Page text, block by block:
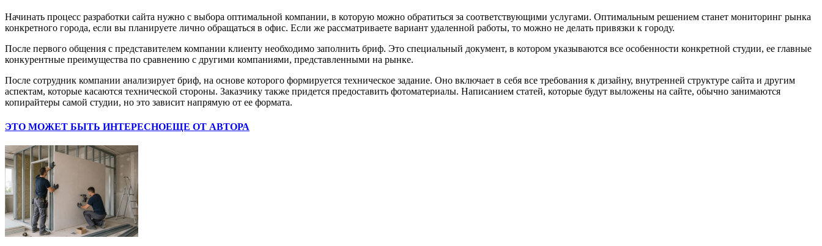
Начинать процесс разработки сайта нужно с выбора оптимальной компании, в которую можно обратиться за соответствующими услугами. Оптимальным решением станет мониторинг рынка
конкретного города, если вы планируете лично обращаться в офис. Если же рассматриваете вариант удаленной работы, то можно не делать привязки к городу.
После первого общения с представителем компании клиенту необходимо заполнить бриф. Это специальный документ, в котором указываются все особенности конкретной студии, ее главные
конкурентные преимущества по сравнению с другими компаниями, представленными на рынке.
После сотрудник компании анализирует бриф, на основе которого формируется техническое задание. Оно включает в себя все требования к дизайну, внутренней структуре сайта и другим
аспектам, которые касаются технической стороны. Заказчику также придется предоставить фотоматериалы. Написанием статей, которые будут выложены на сайте, обычно занимаются
копирайтеры самой студии, но это зависит напрямую от ее формата.
ЭТО МОЖЕТ БЫТЬ ИНТЕРЕСНОЕЩЕ ОТ АВТОРА